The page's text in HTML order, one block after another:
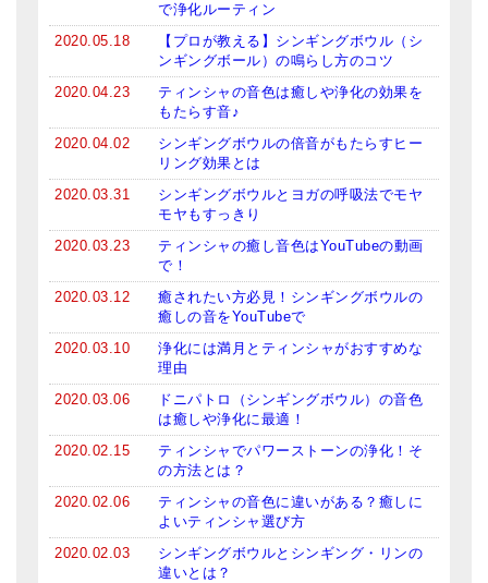
ロゴステッカー・ポストカード各種
亡命チベット人尼僧のお守り・チャーム
チベット・マントラ・ヒーリングCD
シンギングボウル講座
初級講座
倍音呼吸法レッスン
中級講座
上級講座
ビギナー講師・養成講座
About Us
メールお便り登録
で浄化ルーティン
2020.05.18
【プロが教える】シンギングボウル（シ
ンギングボール）の鳴らし方のコツ
2020.04.23
ティンシャの音色は癒しや浄化の効果を
もたらす音♪
2020.04.02
シンギングボウルの倍音がもたらすヒー
リング効果とは
2020.03.31
シンギングボウルとヨガの呼吸法でモヤ
モヤもすっきり
2020.03.23
ティンシャの癒し音色はYouTubeの動画
で！
2020.03.12
癒されたい方必見！シンギングボウルの
癒しの音をYouTubeで
2020.03.10
浄化には満月とティンシャがおすすめな
理由
2020.03.06
ドニパトロ（シンギングボウル）の音色
は癒しや浄化に最適！
2020.02.15
ティンシャでパワーストーンの浄化！そ
の方法とは？
2020.02.06
ティンシャの音色に違いがある？癒しに
よいティンシャ選び方
2020.02.03
シンギングボウルとシンギング・リンの
違いとは？